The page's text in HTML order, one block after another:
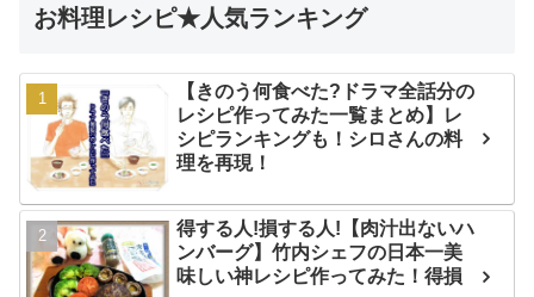
お料理レシピ★人気ランキング
【きのう何食べた?ドラマ全話分の
レシピ作ってみた一覧まとめ】レ
シピランキングも！シロさんの料
理を再現！
得する人!損する人!【肉汁出ないハ
ンバーグ】竹内シェフの日本一美
味しい神レシピ作ってみた！得損